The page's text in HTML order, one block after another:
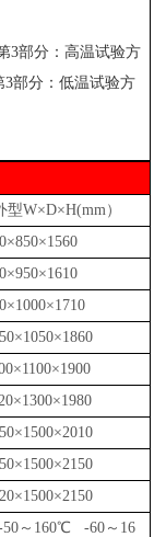
3部分：高温试验方
3部分：低温试验方
型W×D×H(mm）
～160℃ -60～16